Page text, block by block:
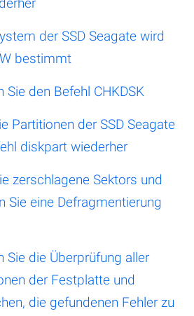
der SSD Seagate wird
bestimmt
Sie den Befehl CHKDSK
Partitionen der SSD Seagate
diskpart wiederher
zerschlagene Sektors und
Sie eine Defragmentierung
Sie die Überprüfung aller
der Festplatte und
die gefundenen Fehler zu